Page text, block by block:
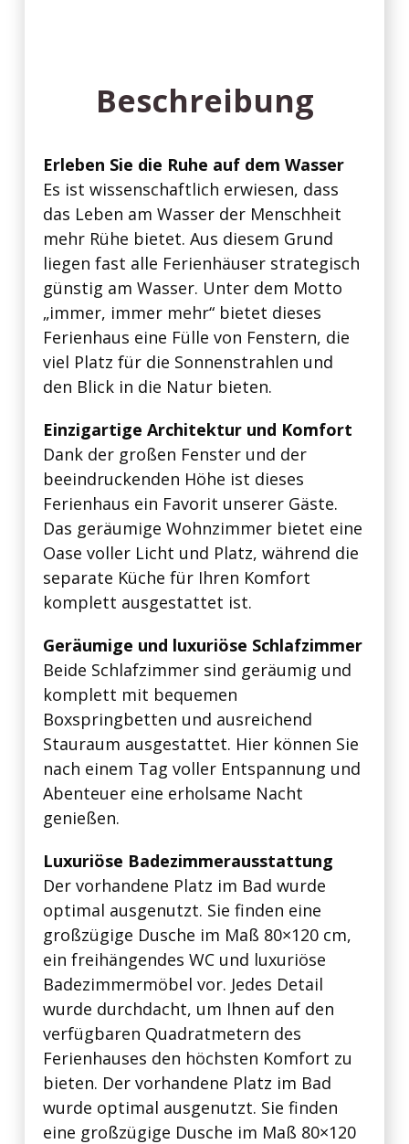
Beschreibung
Erleben Sie die Ruhe auf dem Wasser
Es ist wissenschaftlich erwiesen, dass
das Leben am Wasser der Menschheit
mehr Rühe bietet. Aus diesem Grund
liegen fast alle Ferienhäuser strategisch
günstig am Wasser. Unter dem Motto
„immer, immer mehr“ bietet dieses
Ferienhaus eine Fülle von Fenstern, die
viel Platz für die Sonnenstrahlen und
den Blick in die Natur bieten.
Einzigartige Architektur und Komfort
Dank der großen Fenster und der
beeindruckenden Höhe ist dieses
Ferienhaus ein Favorit unserer Gäste.
Das geräumige Wohnzimmer bietet eine
Oase voller Licht und Platz, während die
separate Küche für Ihren Komfort
komplett ausgestattet ist.
Geräumige und luxuriöse Schlafzimmer
Beide Schlafzimmer sind geräumig und
komplett mit bequemen
Boxspringbetten und ausreichend
Stauraum ausgestattet. Hier können Sie
nach einem Tag voller Entspannung und
Abenteuer eine erholsame Nacht
genießen.
Luxuriöse Badezimmerausstattung
Der vorhandene Platz im Bad wurde
optimal ausgenutzt. Sie finden eine
großzügige Dusche im Maß 80×120 cm,
ein freihängendes WC und luxuriöse
Badezimmermöbel vor. Jedes Detail
wurde durchdacht, um Ihnen auf den
verfügbaren Quadratmetern des
Ferienhauses den höchsten Komfort zu
bieten. Der vorhandene Platz im Bad
wurde optimal ausgenutzt. Sie finden
eine großzügige Dusche im Maß 80×120